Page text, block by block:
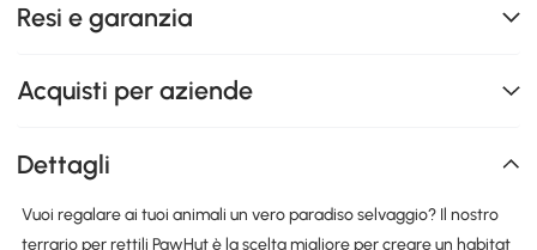
Resi e garanzia
Acquisti per aziende
Dettagli
Vuoi regalare ai tuoi animali un vero paradiso selvaggio? Il nostro
terrario per rettili PawHut è la scelta migliore per creare un habitat